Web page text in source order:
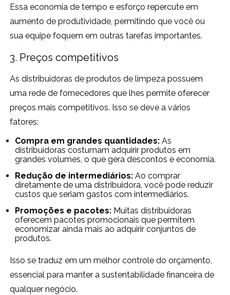
Essa economia de tempo e esforço repercute em
aumento de produtividade, permitindo que você ou
sua equipe foquem em outras tarefas importantes.
3. Preços competitivos
As distribuidoras de produtos de limpeza possuem
uma rede de fornecedores que lhes permite oferecer
preços mais competitivos. Isso se deve a vários
fatores:
Compra em grandes quantidades: As
distribuidoras costumam adquirir produtos em
grandes volumes, o que gera descontos e economia.
Redução de intermediários: Ao comprar
diretamente de uma distribuidora, você pode reduzir
custos que seriam gastos com intermediários.
Promoções e pacotes: Muitas distribuidoras
oferecem pacotes promocionais que permitem
economizar ainda mais ao adquirir conjuntos de
produtos.
Isso se traduz em um melhor controle do orçamento,
essencial para manter a sustentabilidade financeira de
qualquer negócio.